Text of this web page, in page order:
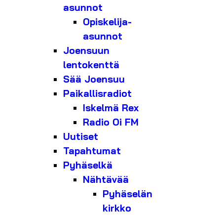
asunnot
Opiskelija-
asunnot
Joensuun
lentokenttä
Sää Joensuu
Paikallisradiot
Iskelmä Rex
Radio Oi FM
Uutiset
Tapahtumat
Pyhäselkä
Nähtävää
Pyhäselän
kirkko